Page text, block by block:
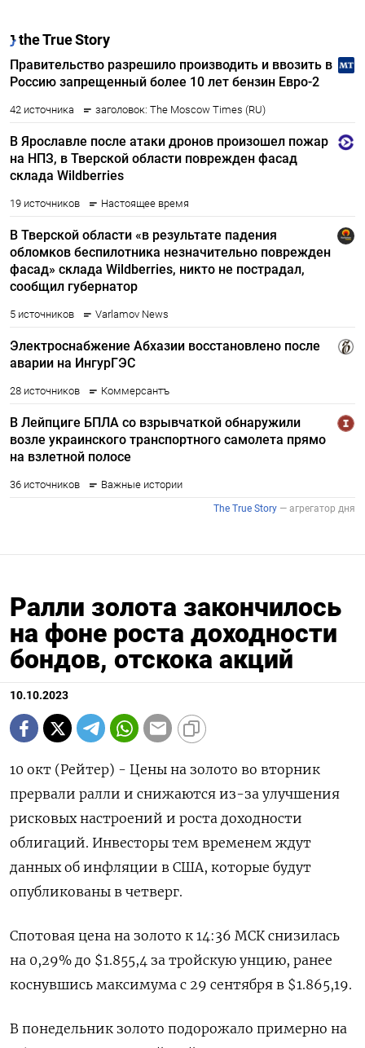
Ралли золота закончилось
на фоне роста доходности
бондов, отскока акций
10.10.2023
10 окт (Рейтер) - Цены на золото во вторник
прервали ралли и снижаются из-за улучшения
рисковых настроений и роста доходности
облигаций. Инвесторы тем временем ждут
данных об инфляции в США, которые будут
опубликованы в четверг.
Спотовая цена на золото к 14:36 МСК снизилась
на 0,29% до $1.855,4​ за тройскую унцию, ранее
коснувшись максимума с 29 сентября в $1.865,19.
В понедельник золото подорожало примерно на